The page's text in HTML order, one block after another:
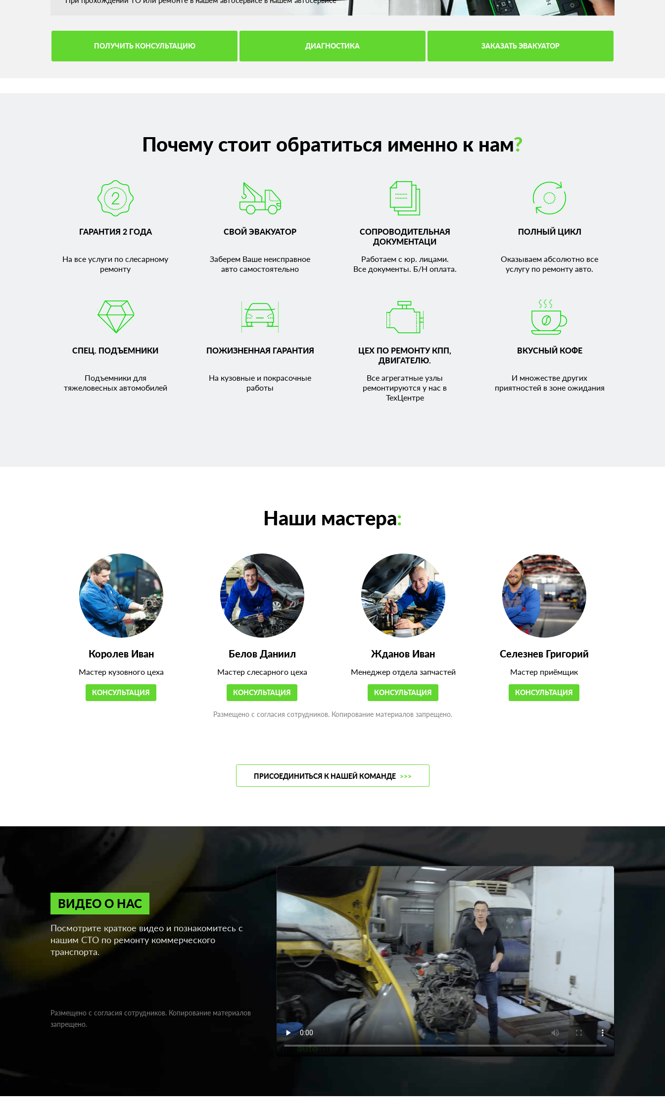
ПОЛУЧИТЬ КОНСУЛЬТАЦИЮ ДИАГНОСТИКА ЗАКАЗАТЬ ЭВАКУАТОР
Почему стоит обратиться именно к нам?
ГАРАНТИЯ 2 ГОДА
На все услуги по слесарному
ремонту
СВОЙ ЭВАКУАТОР
Заберем Ваше неисправное
авто самостоятельно
СОПРОВОДИТЕЛЬНАЯ
ДОКУМЕНТАЦИ
Работаем с юр. лицами.
Все документы. Б/Н оплата.
ПОЛНЫЙ ЦИКЛ
Оказываем абсолютно все
услугу по ремонту авто.
СПЕЦ. ПОДЪЕМНИКИ
Подъемники для
тяжеловесных автомобилей
ПОЖИЗНЕННАЯ ГАРАНТИЯ
На кузовные и покрасочные
работы
ЦЕХ ПО РЕМОНТУ КПП,
ДВИГАТЕЛЮ.
Все агрегатные узлы
ремонтируются у нас в
ТехЦентре
ВКУСНЫЙ КОФЕ
И множестве других
приятностей в зоне ожидания
Наши мастера:
Королев Иван
Мастер кузовного цеха
КОНСУЛЬТАЦИЯ
Белов Даниил
Мастер слесарного цеха
КОНСУЛЬТАЦИЯ
Жданов Иван
Менеджер отдела запчастей
КОНСУЛЬТАЦИЯ
Селезнев Григорий
Мастер приёмщик
КОНСУЛЬТАЦИЯ
Размещено с согласия сотрудников. Копирование материалов запрещено.
ПРИСОЕДИНИТЬСЯ К НАШЕЙ КОМАНДЕ >>>
ВИДЕО О НАС
Посмотрите краткое видео и познакомитесь с
нашим СТО по ремонту коммерческого
транспорта.
Размещено с согласия сотрудников. Копирование материалов
запрещено.